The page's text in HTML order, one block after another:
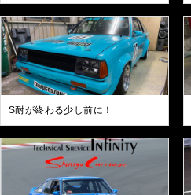
S耐が終わる少し前に！